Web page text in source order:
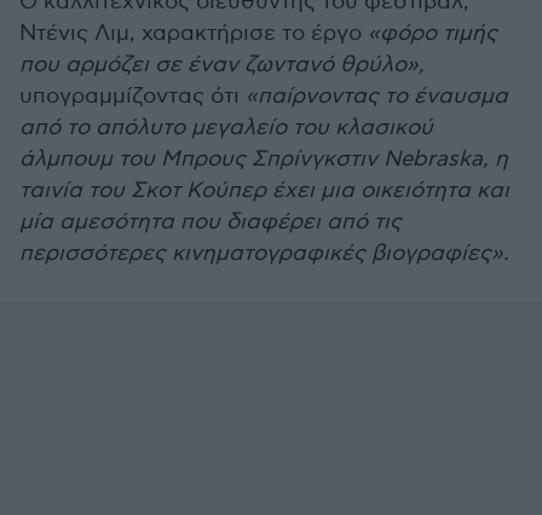
Ντένις Λιμ, χαρακτήρισε το έργο «φόρο τιμής
που αρμόζει σε έναν ζωντανό θρύλο»,
υπογραμμίζοντας ότι «παίρνοντας το έναυσμα
από το απόλυτο μεγαλείο του κλασικού
άλμπουμ του Μπρους Σπρίνγκστιν Nebraska, η
ταινία του Σκοτ Κούπερ έχει μια οικειότητα και
μία αμεσότητα που διαφέρει από τις
περισσότερες κινηματογραφικές βιογραφίες».